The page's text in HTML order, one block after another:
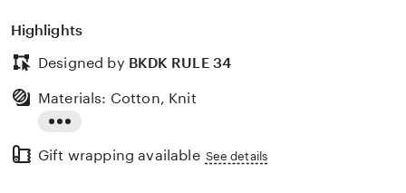
Highlights
Designed by BKDK RULE 34
the
Materials: Cotton, Knit
Gift wrapping available See details